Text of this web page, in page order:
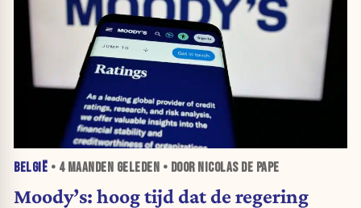
BELGIË • 4 MAANDEN GELEDEN • DOOR NICOLAS DE PAPE
Moody’s: hoog tijd dat de regering